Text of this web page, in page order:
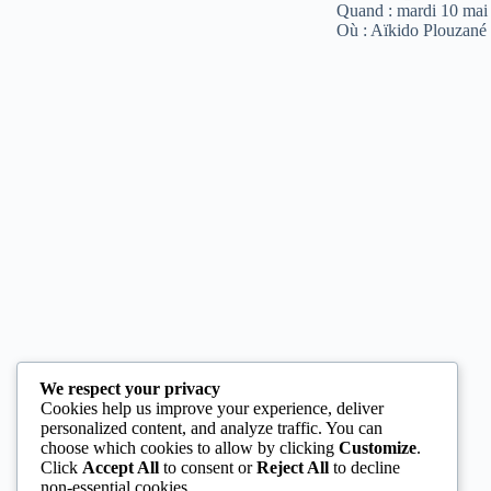
Quand : mardi 10
Où : Aïkido Plouzané
We respect your privacy
Cookies help us improve your experience, deliver
personalized content, and analyze traffic. You can
choose which cookies to allow by clicking Customize.
Click Accept All to consent orReject All to decline